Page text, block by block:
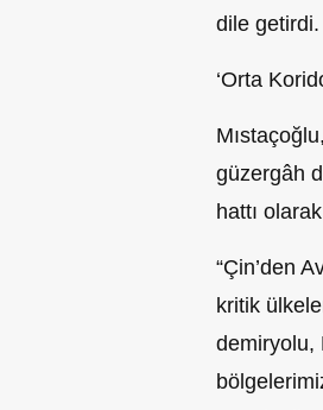
dile getirdi.
‘Orta
güzergâh
hattı
“Çin’den
kritik
demiryolu,